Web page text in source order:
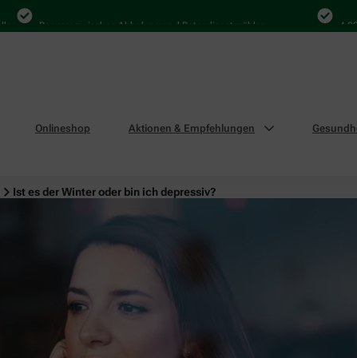
Bequem zwischen Abholung und Botendienst wählen 4.000
Onlineshop Aktionen & Empfehlungen
Ist es der Winter oder bin ich depressiv?